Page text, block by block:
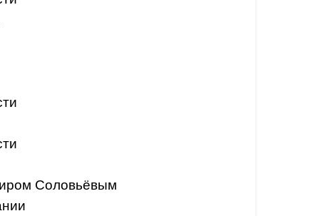
Соловьёвым